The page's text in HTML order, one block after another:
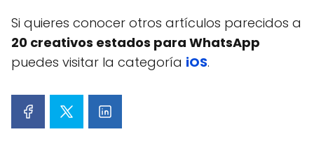
Si quieres conocer otros artículos parecidos a
20 creativos estados para WhatsApp
puedes visitar la categoría iOS.